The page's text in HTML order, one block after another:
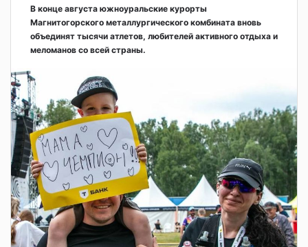
В конце августа южноуральские курорты
Магнитогорского металлургического комбината вновь
объединят тысячи атлетов, любителей активного отдыха и
меломанов со всей страны.